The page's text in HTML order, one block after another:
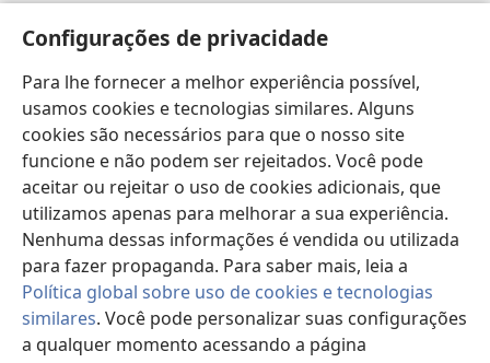
Configurações de privacidade
Para lhe fornecer a melhor experiência possível,
usamos cookies e tecnologias similares. Alguns
cookies são necessários para que o nosso site
funcione e não podem ser rejeitados. Você pode
aceitar ou rejeitar o uso de cookies adicionais, que
utilizamos apenas para melhorar a sua experiência.
Nenhuma dessas informações é vendida ou utilizada
para fazer propaganda. Para saber mais, leia a
Política global sobre uso de cookies e tecnologias
similares. Você pode personalizar suas configurações
a qualquer momento acessando a página
(abre
nova
janela)
Biblioteca On-line da Torre de Vigia™
(abre
nova
janela)JW Hub
(abre
nova
janela)JW Library
Watchtower Library
Copyright© 2026 Watch Tower Bible and Tract Society of Pennsylvania.